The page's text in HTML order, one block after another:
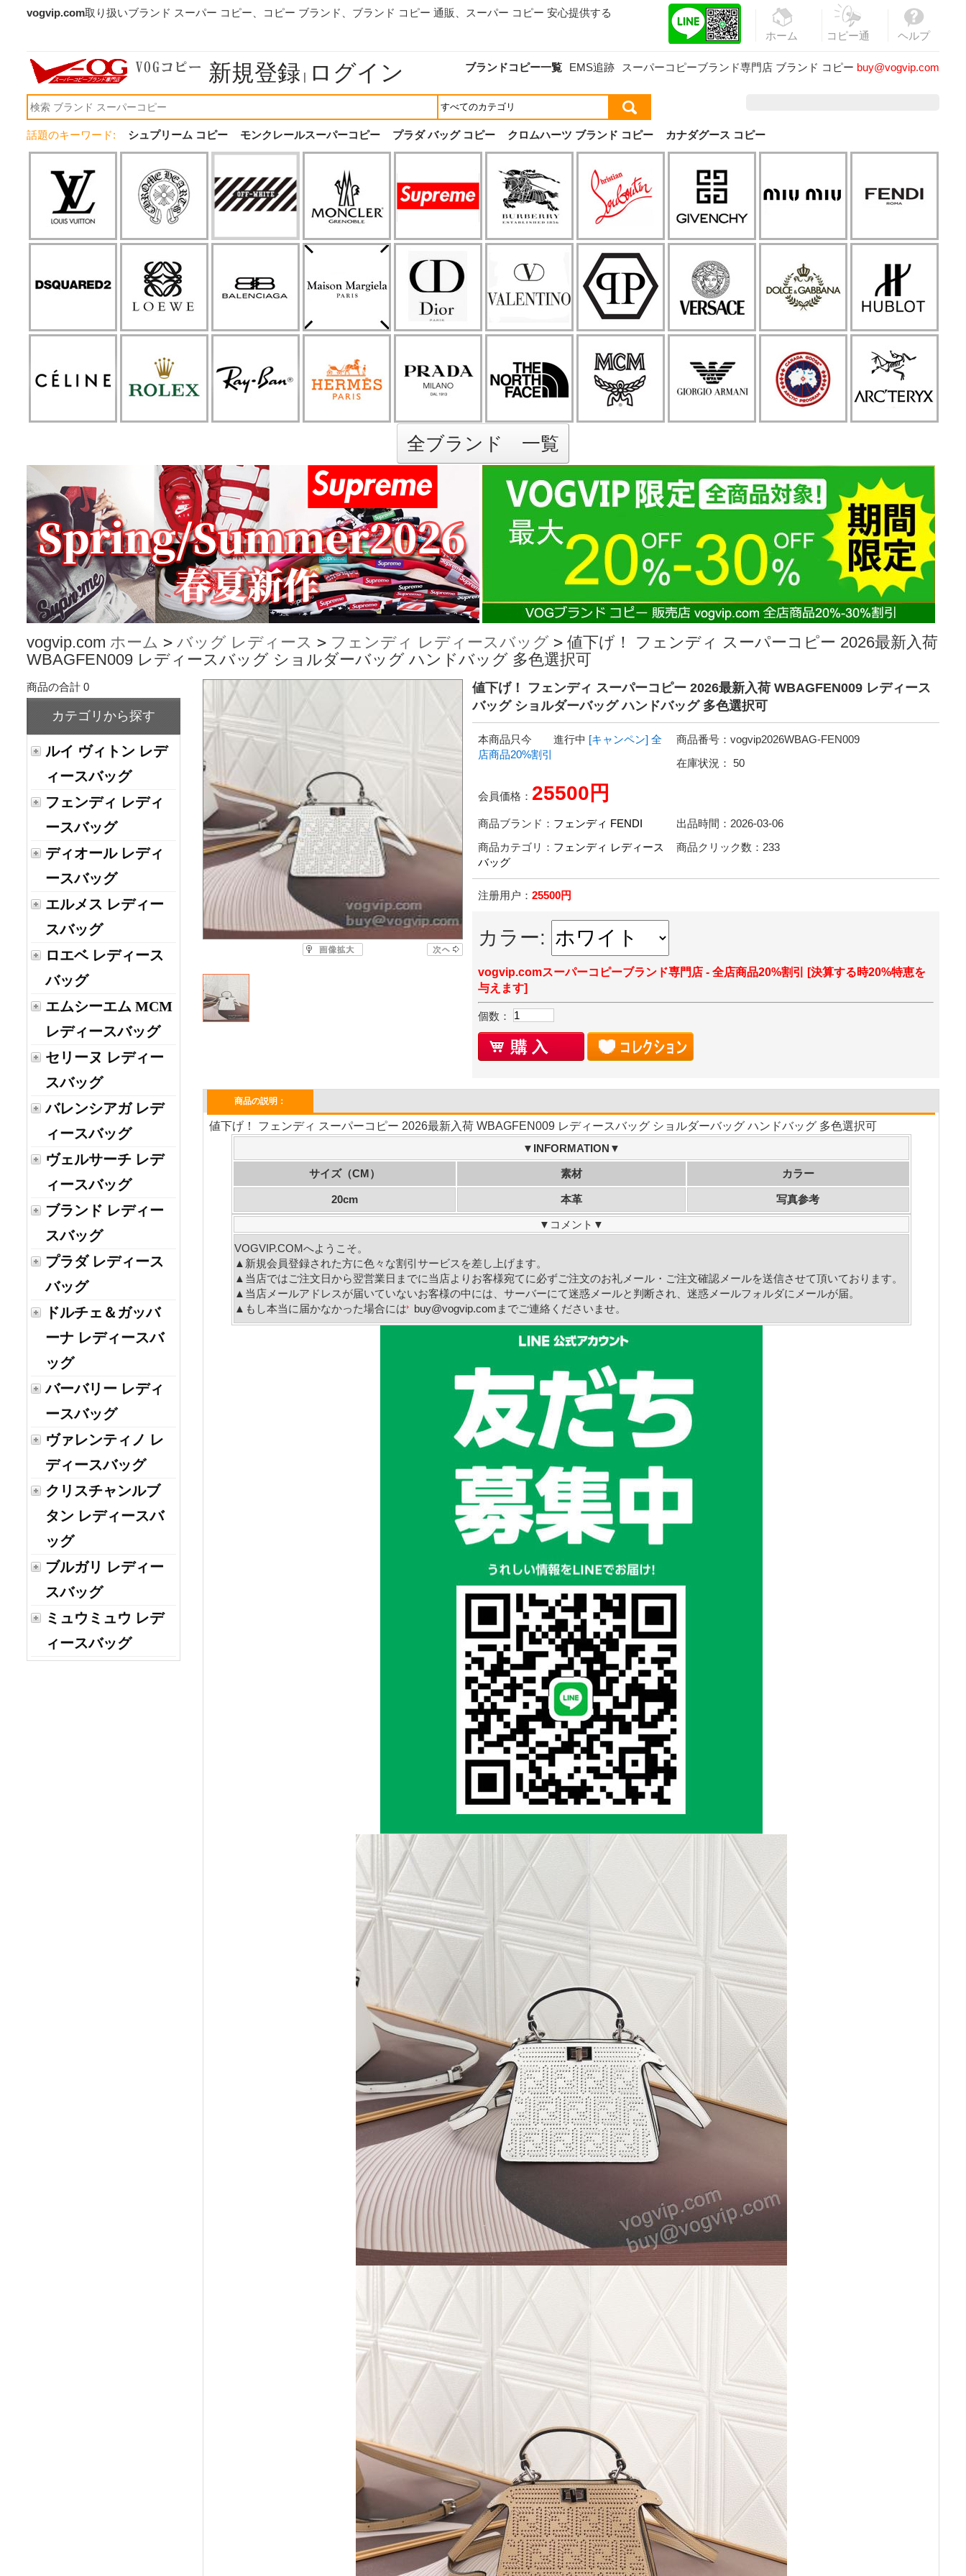
vogvip.com取り扱いブランド スーパー コピー、コピー ブランド、 ブランド コピー 通販
、スーパー コピー 安心提供する
ホーム
コピー通
ヘルプ
新規登録 | ログイン ブランドコピー一覧 EMS追跡 スーパーコピーブランド専門店 ブランド コピー buy@vogvip.com
話題のキーワード: シュプリーム コピー モンクレールスーパーコピー プラダ バッグ コピー クロムハーツ ブランド コピー カナダグース コピー
全ブランド 一覧
vogvip.com ホーム > バッグ レディース > フェンディ レディースバッグ > 値下げ！ フェンディ スーパーコピー 2026最新入荷
WBAGFEN009 レディースバッグ ショルダーバッグ ハンドバッグ 多色選択可
商品の合計 0
カテゴリから探す
ルイ ヴィトン レデ
ィースバッグ
フェンディ レディ
ースバッグ
ディオール レディ
ースバッグ
エルメス レディー
スバッグ
ロエベ レディース
バッグ
エムシーエム MCM
レディースバッグ
セリーヌ レディー
スバッグ
バレンシアガ レデ
ィースバッグ
ヴェルサーチ レデ
ィースバッグ
ブランド レディー
スバッグ
プラダ レディース
バッグ
ドルチェ＆ガッバ
ーナ レディースバ
ッグ
バーバリー レディ
ースバッグ
ヴァレンティノ レ
ディースバッグ
クリスチャンルブ
タン レディースバ
ッグ
ブルガリ レディー
スバッグ
ミュウミュウ レデ
ィースバッグ
値下げ！ フェンディ スーパーコピー 2026最新入荷 WBAGFEN009 レディース
バッグ ショルダーバッグ ハンドバッグ 多色選択可
本商品只今 進行中 [キャンペン] 全
店商品20%割引
商品番号： vogvip2026WBAG-FEN009
在庫状況： 50
会員価格： 25500円
商品ブランド： フェンディ FENDI 出品時間： 2026-03-06
商品カテゴリ： フェンディ レディース
バッグ
商品クリック数： 233
注册用户： 25500円
カラー:
vogvip.comスーパーコピーブランド専門店 - 全店商品20%割引 [決算する時20%特恵を
与えます]
個数：
商品の説明：
値下げ！ フェンディ スーパーコピー 2026最新入荷 WBAGFEN009 レディースバッグ ショルダーバッグ ハンドバッグ 多色選択可
▼INFORMATION▼
サイズ（CM） 素材 カラー
20cm 本革 写真参考
▼ コメント ▼
VOGVIP.COMへようこそ。
▲新規会員登録された方に色々な割引サービスを差し上げます。
▲当店ではご注文日から翌営業日までに当店よりお客様宛てに必ずご注文のお礼メール・ご注文確認メールを送信させて頂いております。
▲当店メールアドレスが届いていないお客様の中には、サーバーにて迷惑メールと判断され、迷惑メールフォルダにメールが届。
▲もし本当に届かなかった場合には
buy@vogvip.com までご連絡くださいませ。